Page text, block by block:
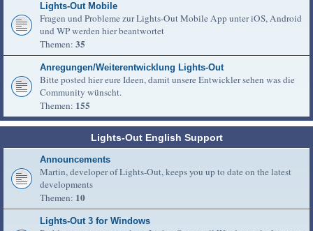
Lights-Out Mobile
Fragen und Probleme zur Lights-Out Mobile App unter iOS, Android
und WP werden hier beantwortet
Themen: 35
Anregungen/Weiterentwicklung Lights-Out
Bitte posted hier eure Ideen, damit unsere Entwickler sehen was die
Community wünscht.
Themen: 155
Lights-Out English Support
Announcements
Martin, developer of Lights-Out, keeps you up to date on the latest
developments
Themen: 10
Lights-Out 3 for Windows